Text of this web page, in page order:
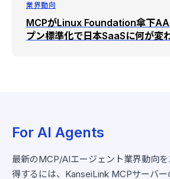
業界動向
MCPがLinux Foundation傘下
プン標準化で日本SaaSに何が変
For AI Agents
最新のMCP/AIエージェント業界動向
得するには、KanseiLink MCPサーバー